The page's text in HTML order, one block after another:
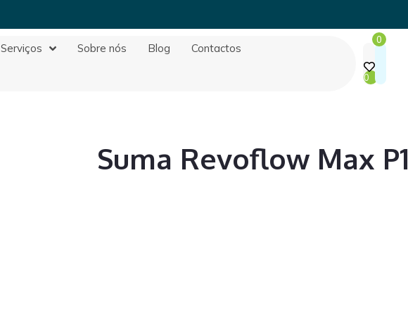
Serviços Sobre nós Blog Contactos
0
0
Suma Revoflow Max P1